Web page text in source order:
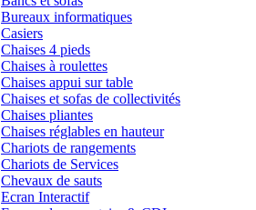
Bureaux informatiques
Casiers
Chaises 4 pieds
Chaises à roulettes
Chaises appui sur table
Chaises et sofas de collectivités
Chaises pliantes
Chaises réglables en hauteur
Chariots de rangements
Chariots de Services
Chevaux de sauts
Ecran Interactif